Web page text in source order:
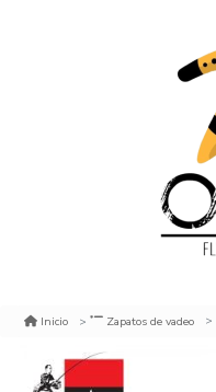
Inicio Zapatos de vadeo